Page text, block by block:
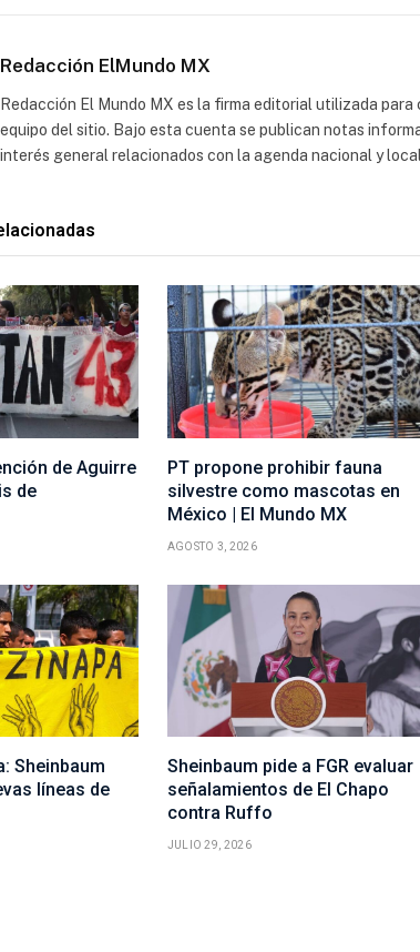
Redacción ElMundo MX
Redacción El Mundo MX es la firma editorial utilizada
equipo del sitio. Bajo esta cuenta se publican notas
interés general relacionados con la agenda nacional y
de Aguirre
de
PT propone prohibir fauna
silvestre como mascotas en
México | El Mundo MX
AGOSTO 3, 2026
Sheinbaum
líneas de
Sheinbaum pide a FGR evaluar
señalamientos de El Chapo
contra Ruffo
JULIO 29, 2026